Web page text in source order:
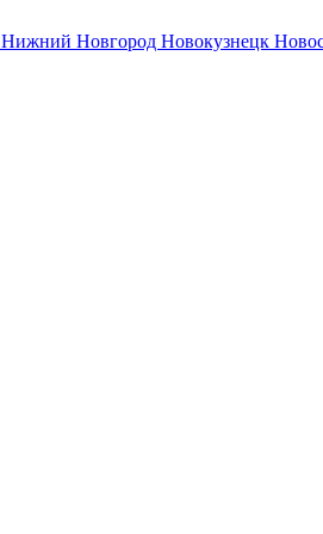
Нижний Новгород Новокузнецк